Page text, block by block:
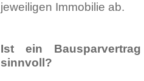
jeweiligen Immobilie ab.
Ist ein
sinnvoll?